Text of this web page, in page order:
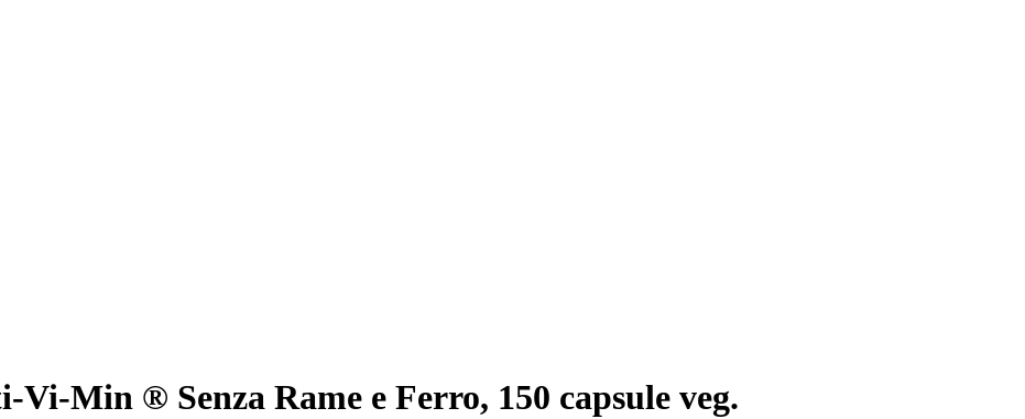
Vi-Min ® Senza Rame e Ferro, 150 capsule veg.